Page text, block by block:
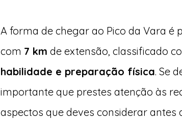
A forma de chegar ao Pico da Vara é
com 7 km de extensão, classificado
habilidade e preparação física. Se
importante que prestes atenção às
aspectos que deves considerar antes